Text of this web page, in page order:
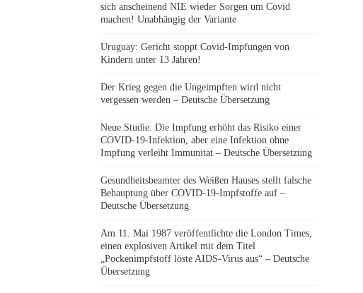
sich anscheinend NIE wieder Sorgen um Covid
machen! Unabhängig der Variante
Uruguay: Gericht stoppt Covid-Impfungen von
Kindern unter 13 Jahren!
Der Krieg gegen die Ungeimpften wird nicht
vergessen werden – Deutsche Übersetzung
Neue Studie: Die Impfung erhöht das Risiko einer
COVID-19-Infektion, aber eine Infektion ohne
Impfung verleiht Immunität – Deutsche Übersetzung
Gesundheitsbeamter des Weißen Hauses stellt falsche
Behauptung über COVID-19-Impfstoffe auf –
Deutsche Übersetzung
Am 11. Mai 1987 veröffentlichte die London Times,
einen explosiven Artikel mit dem Titel
„Pockenimpfstoff löste AIDS-Virus aus“ – Deutsche
Übersetzung